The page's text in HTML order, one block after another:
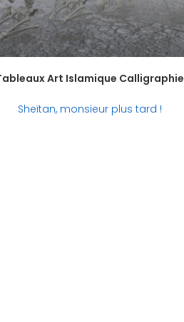
Art Islamique Calligraphie
Sheïtan, monsieur plus tard !